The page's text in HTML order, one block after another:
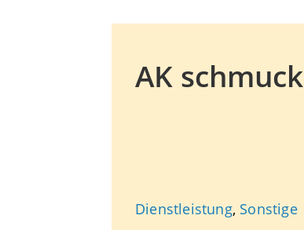
AK schmuck
Dienstleistung, Sonstige